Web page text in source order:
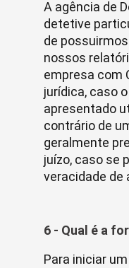
A agência de
detetive
de
nossos
empresa com
jurídica, caso
apresentado
contrário de
geralmente
juízo, caso se
veracidade de
6 - Qual é a
Para iniciar